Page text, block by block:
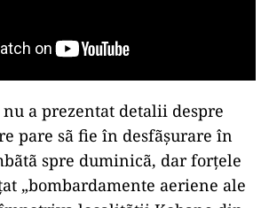
a prezentat detalii despre
pare sã fie în desfãşurare în
spre duminicã, dar forţele
„bombardamente aeriene ale